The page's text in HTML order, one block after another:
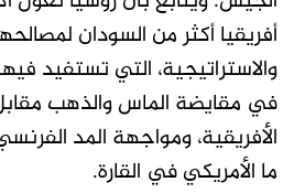
أفريقيا أكثر من السودان
والاستراتيجية، التي تستفيد
في مقايضة الماس والذهب
الأفريقية، ومواجهة المد
ما الأمريكي في القارة.